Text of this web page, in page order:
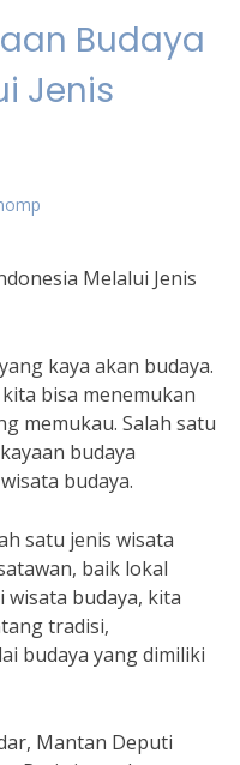
Budaya
Jenis
Melalui Jenis
kaya akan budaya.
bisa menemukan
memukau. Salah satu
budaya
budaya.
satu jenis wisata
baik lokal
wisata budaya, kita
tradisi,
budaya yang dimiliki
Mantan Deputi